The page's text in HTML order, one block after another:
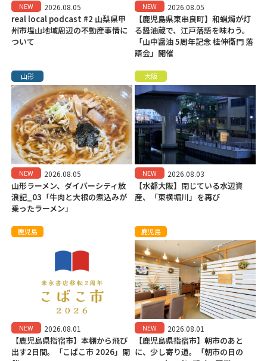
NEW 2026.08.05
real local podcast #2 山梨県甲
州市塩山地域周辺の不動産事情に
ついて
NEW 2026.08.05
【鹿児島県東串良町】和蝋燭が灯
る醤油蔵で、江戸落語を味わう。
「山中醤油 5周年記念 桂伸衛門 落
語会」開催
山形
NEW 2026.08.05
山形ラーメン、ダイバーシティ放
浪記_03「牛肉と大根の煮込みが
乗ったラーメン」
大阪
NEW 2026.08.03
【水都大阪】閉じている水辺資
産、「東横堀川」を再び
鹿児島
NEW 2026.08.01
【鹿児島県指宿市】本棚から飛び
出す2日間。「こばこ市 2026」開
鹿児島
NEW 2026.08.01
【鹿児島県指宿市】朝市のあと
に、少し寄り道。「朝市の日の